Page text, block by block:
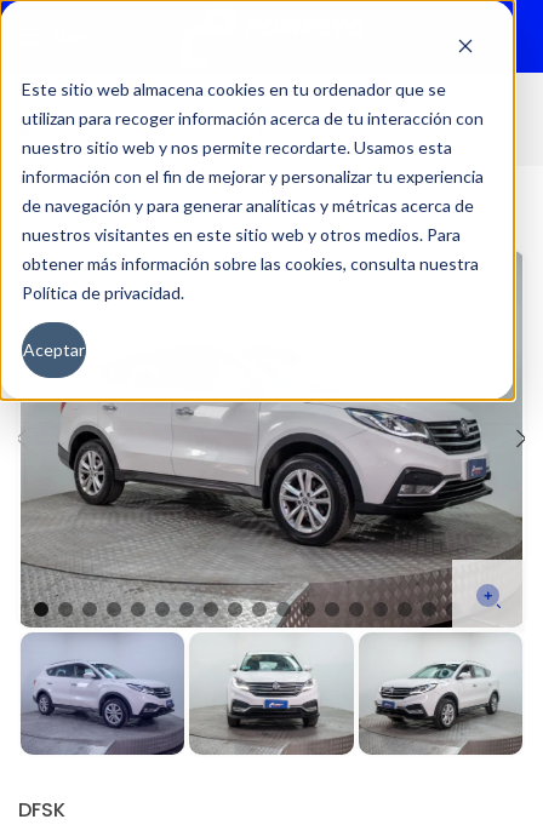
Este sitio web almacena cookies en tu ordenador que se
utilizan para recoger información acerca de tu interacción con
nuestro sitio web y nos permite recordarte. Usamos esta
información con el fin de mejorar y personalizar tu experiencia
de navegación y para generar analíticas y métricas acerca de
nuestros visitantes en este sitio web y otros medios. Para
obtener más información sobre las cookies, consulta nuestra
Política de privacidad.
Aceptar
Inicio Autos
DFSK